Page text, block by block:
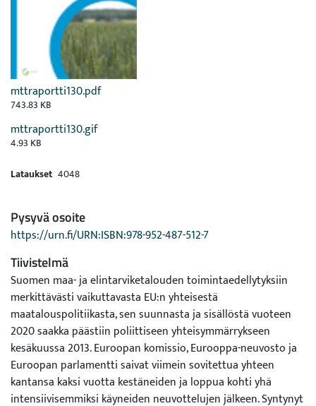
mttraportti130.pdf
743.83 KB
mttraportti130.gif
4.93 KB
Lataukset 4048
Pysyvä osoite
https://urn.fi/URN:ISBN:978-952-487-512-7
Tiivistelmä
Suomen maa- ja elintarviketalouden toimintaedellytyksiin
merkittävästi vaikuttavasta EU:n yhteisestä
maatalouspolitiikasta, sen suunnasta ja sisällöstä vuoteen
2020 saakka päästiin poliittiseen yhteisymmärrykseen
kesäkuussa 2013. Euroopan komissio, Eurooppa-neuvosto ja
Euroopan parlamentti saivat viimein sovitettua yhteen
kantansa kaksi vuotta kestäneiden ja loppua kohti yhä
intensiivisemmiksi käyneiden neuvottelujen jälkeen. Syntynyt